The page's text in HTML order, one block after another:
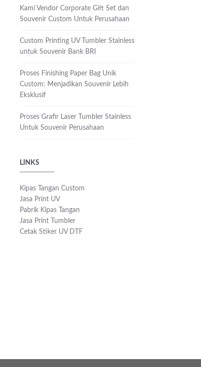
Kami Vendor Corporate Gift Set dan
Souvenir Custom Untuk Perusahaan
Custom Printing UV Tumbler Stainless
untuk Souvenir Bank BRI
Proses Finishing Paper Bag Unik
Custom: Menjadikan Souvenir Lebih
Eksklusif
Proses Grafir Laser Tumbler Stainless
Untuk Souvenir Perusahaan
LINKS
Kipas Tangan Custom
Jasa Print UV
Pabrik Kipas Tangan
Jasa Print Tumbler
Cetak Stiker UV DTF